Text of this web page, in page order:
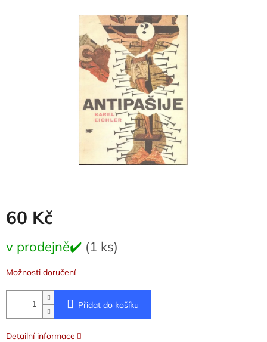
60 Kč
cena:
v prodejně✔️ (1 ks)
Možnosti doručení
Přidat do košíku
Detailní informace